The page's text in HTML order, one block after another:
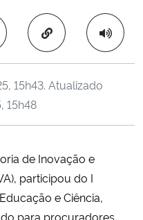
e Comunicações
Copiar para área
15h43. Atualizado
15h48
de Inovação e
participou do I
e Ciência,
para procuradores